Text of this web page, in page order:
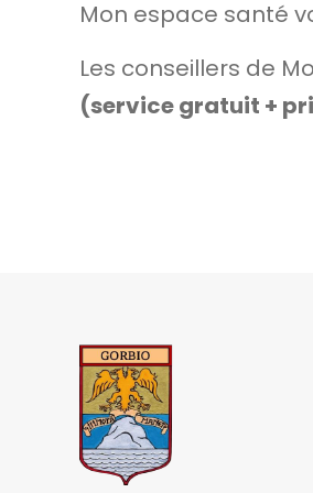
Mon espace santé
Les conseillers de
(service gratuit +